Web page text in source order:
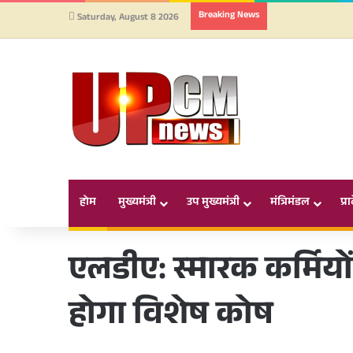
Saturday, August 8 2026 Breaking News
होम मुख्यमंत्री उप मुख्यमंत्री मंत्रिमंडल
एलडीए: स्मारक
होगा विशेष कोष